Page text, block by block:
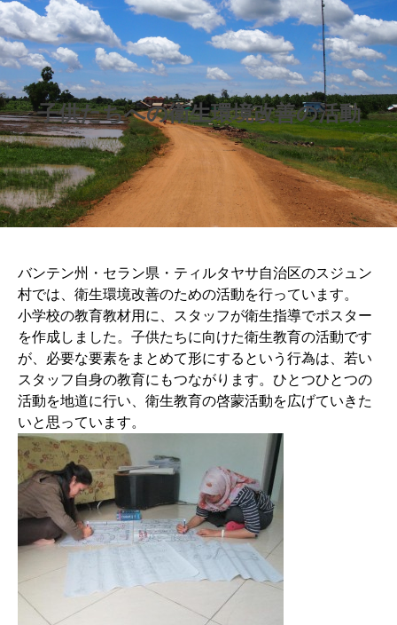
子供たちへの衛生環境改善の活動
バンテン州・セラン県・ティルタヤサ自治区のスジュン
村では、衛生環境改善のための活動を行っています。
小学校の教育教材用に、スタッフが衛生指導でポスター
を作成しました。子供たちに向けた衛生教育の活動です
が、必要な要素をまとめて形にするという行為は、若い
スタッフ自身の教育にもつながります。ひとつひとつの
活動を地道に行い、衛生教育の啓蒙活動を広げていきた
いと思っています。